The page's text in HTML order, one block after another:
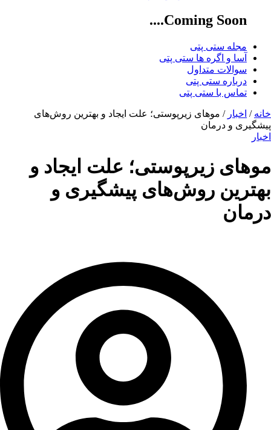
Coming Soon....
مجله ستی پتی
آسا و اگره ها ستی پتی
سوالات متداول
درباره ستی پتی
تماس با ستی پتی
خانه / اخبار / موهای زیرپوستی؛ علت ایجاد و بهترین روش‌های
پیشگیری و درمان
اخبار
موهای زیرپوستی؛ علت ایجاد و
بهترین روش‌های پیشگیری و
درمان